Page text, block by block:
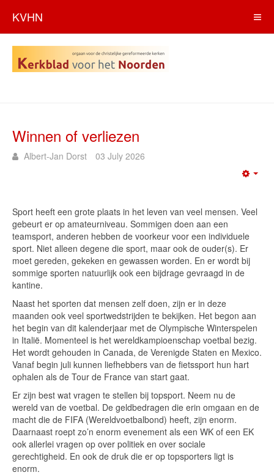
KVHN
Winnen of verliezen
Albert-Jan Dorst 03 July 2026
Sport heeft een grote plaats in het leven van veel mensen. Veel
gebeurt er op amateurniveau. Sommigen doen aan een
teamsport, anderen hebben de voorkeur voor een individuele
sport. Niet alleen degene die sport, maar ook de ouder(s). Er
moet gereden, gekeken en gewassen worden. En er wordt bij
sommige sporten natuurlijk ook een bijdrage gevraagd in de
kantine.
Naast het sporten dat mensen zelf doen, zijn er in deze
maanden ook veel sportwedstrijden te bekijken. Het begon aan
het begin van dit kalenderjaar met de Olympische Winterspelen
in Italië. Momenteel is het wereldkampioenschap voetbal bezig.
Het wordt gehouden in Canada, de Verenigde Staten en Mexico.
Vanaf begin juli kunnen liefhebbers van de fietssport hun hart
ophalen als de Tour de France van start gaat.
Er zijn best wat vragen te stellen bij topsport. Neem nu de
wereld van de voetbal. De geldbedragen die erin omgaan en de
macht die de FIFA (Wereldvoetbalbond) heeft, zijn enorm.
Daarnaast roept zo’n enorm evenement als een WK of een EK
ook allerlei vragen op over politiek en over sociale
gerechtigheid. En ook de druk die er op topsporters ligt is
enorm.